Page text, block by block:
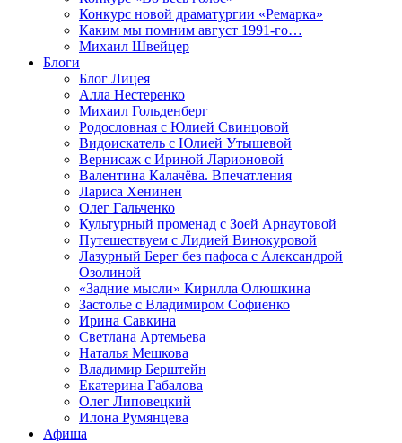
Конкурс новой драматургии «Ремарка»
Каким мы помним август 1991-го…
Михаил Швейцер
Блоги
Блог Лицея
Алла Нестеренко
Михаил Гольденберг
Родословная с Юлией Свинцовой
Видоискатель с Юлией Утышевой
Вернисаж с Ириной Ларионовой
Валентина Калачёва. Впечатления
Лариса Хенинен
Олег Гальченко
Культурный променад с Зоей Арнаутовой
Путешествуем с Лидией Винокуровой
Лазурный Берег без пафоса с Александрой
Озолиной
«Задние мысли» Кирилла Олюшкина
Застолье с Владимиром Софиенко
Ирина Савкина
Светлана Артемьева
Наталья Мешкова
Владимир Берштейн
Екатерина Габалова
Олег Липовецкий
Илона Румянцева
Афиша